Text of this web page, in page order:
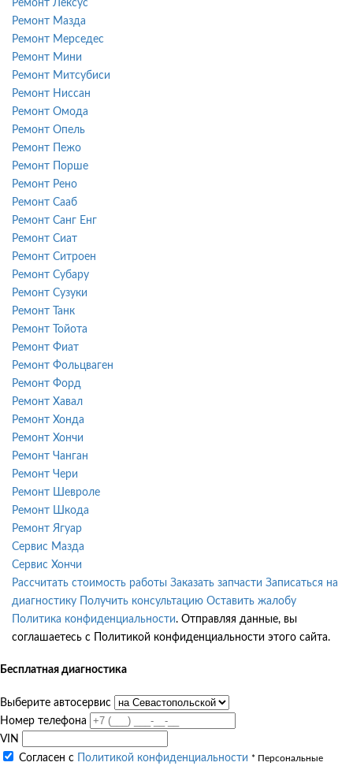
Ремонт Лексус
Ремонт Мазда
Ремонт Мерседес
Ремонт Мини
Ремонт Митсубиси
Ремонт Ниссан
Ремонт Омода
Ремонт Опель
Ремонт Пежо
Ремонт Порше
Ремонт Рено
Ремонт Сааб
Ремонт Санг Енг
Ремонт Сиат
Ремонт Ситроен
Ремонт Субару
Ремонт Сузуки
Ремонт Танк
Ремонт Тойота
Ремонт Фиат
Ремонт Фольцваген
Ремонт Форд
Ремонт Хавал
Ремонт Хонда
Ремонт Хончи
Ремонт Чанган
Ремонт Чери
Ремонт Шевроле
Ремонт Шкода
Ремонт Ягуар
Сервис Мазда
Сервис Хончи
Рассчитать стоимость работы Заказать запчасти Записаться на
диагностику
Получить консультацию Оставить жалобу
Политика конфиденциальности. Отправляя данные, вы
соглашаетесь с Политикой конфиденциальности этого сайта.
Бесплатная диагностика
Выберите автосервис
Номер телефона
VIN
Согласен с
Политикой конфиденциальности * Персональные